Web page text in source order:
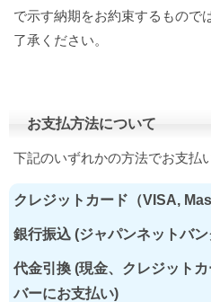
で示す納期をお約束するもので
了承ください。
お支払方法について
下記のいずれかの方法でお支払
クレジットカード（VISA,
銀行振込 (ジャパンネットバン
代金引換 (現金、クレジット
バーにお支払い)